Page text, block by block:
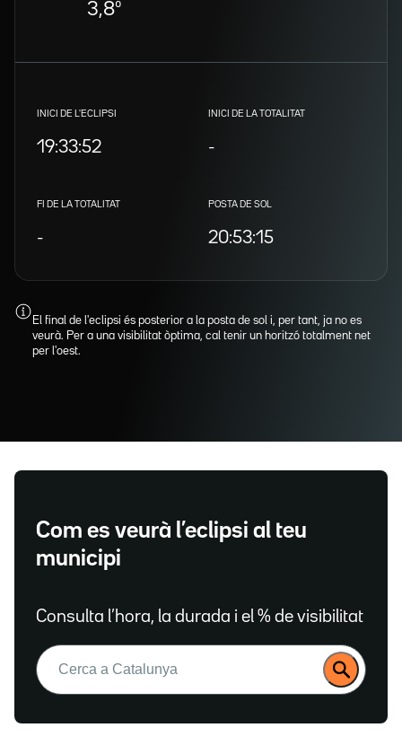
3,8º
INICI DE L'ECLIPSI
19:33:52
INICI DE LA TOTALITAT
-
FI DE LA TOTALITAT
-
POSTA DE SOL
20:53:15
El final de l'eclipsi és posterior a la posta de sol i, per tant, ja no es
veurà. Per a una visibilitat òptima, cal tenir un horitzó totalment net
per l'oest.
Com es veurà l’eclipsi al teu
municipi
Consulta l’hora, la durada i el % de visibilitat
Buscar: